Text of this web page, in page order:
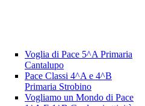
Voglia di Pace 5^A Primaria
Cantalupo
Pace Classi 4^A e 4^B
Primaria Strobino
Vogliamo un Mondo di Pace